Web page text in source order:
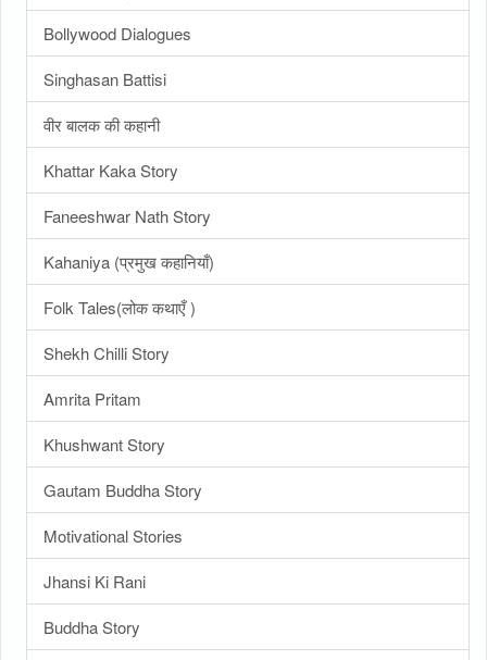
Bollywood Dialogues
Singhasan Battisi
वीर बालक की कहानी
Khattar Kaka Story
Faneeshwar Nath Story
Kahaniya (प्रमुख कहानियाँ)
Folk Tales(लोक कथाएँ )
Shekh Chilli Story
Amrita Pritam
Khushwant Story
Gautam Buddha Story
Motivational Stories
Jhansi Ki Rani
Buddha Story